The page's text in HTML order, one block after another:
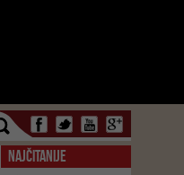
NAJČITANIJE